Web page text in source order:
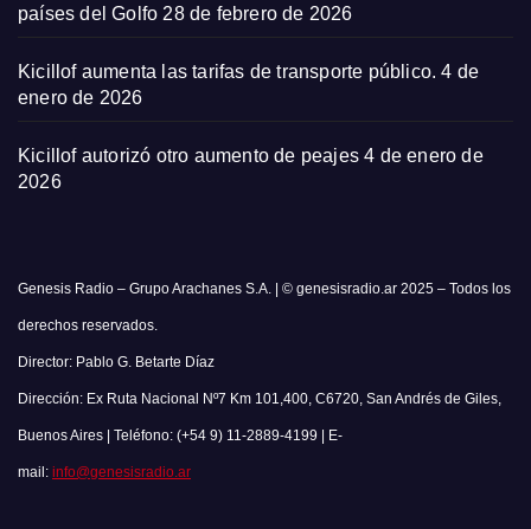
países del Golfo 28 de febrero de 2026
Kicillof aumenta las tarifas de transporte público. 4 de
enero de 2026
Kicillof autorizó otro aumento de peajes 4 de enero de
2026
Genesis Radio – Grupo Arachanes S.A. | © genesisradio.ar 2025 – Todos los
derechos reservados.
Director: Pablo G. Betarte Díaz
Dirección: Ex Ruta Nacional Nº7 Km 101,400, C6720, San Andrés de Giles,
Buenos Aires | Teléfono: (+54 9) 11-2889-4199 | E-
mail: info@genesisradio.ar